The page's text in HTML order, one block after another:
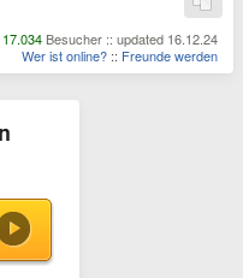
17.034 Besucher :: updated 16.12.24
Wer ist online? :: Freunde werden